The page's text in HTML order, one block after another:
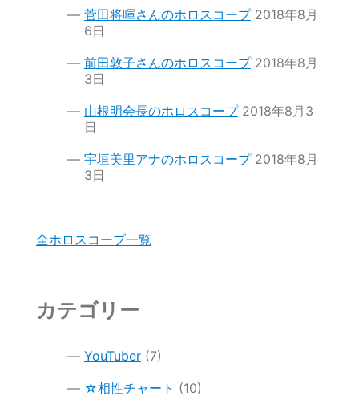
菅田将暉さんのホロスコープ 2018年8月
6日
前田敦子さんのホロスコープ 2018年8月
3日
山根明会長のホロスコープ 2018年8月3
日
宇垣美里アナのホロスコープ 2018年8月
3日
全ホロスコープ一覧
カテゴリー
YouTuber(7)
☆相性チャート (10)